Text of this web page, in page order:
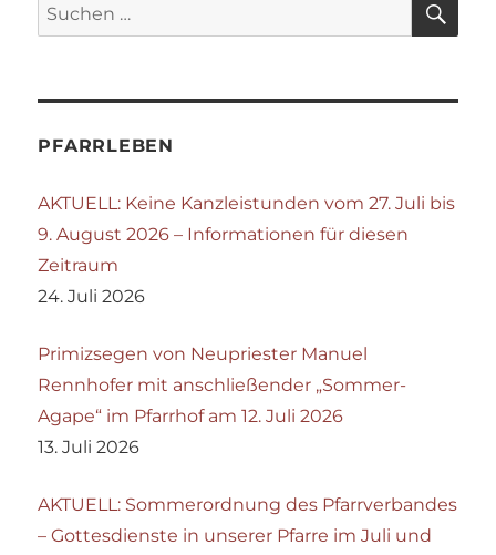
Suchen
nach:
PFARRLEBEN
AKTUELL: Keine Kanzleistunden vom 27. Juli bis
9. August 2026 – Informationen für diesen
Zeitraum
24. Juli 2026
Primizsegen von Neupriester Manuel
Rennhofer mit anschließender „Sommer-
Agape“ im Pfarrhof am 12. Juli 2026
13. Juli 2026
AKTUELL: Sommerordnung des Pfarrverbandes
– Gottesdienste in unserer Pfarre im Juli und